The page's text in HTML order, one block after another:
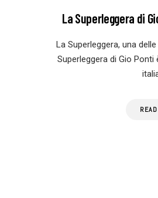
La Superleggera di
La Superleggera, una
Superleggera di Gio Ponti